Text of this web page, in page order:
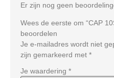
Er zijn nog geen
Wees de eerste om “CAP
beoordelen
Je e-mailadres wordt niet
zijn gemarkeerd met *
Je waardering *